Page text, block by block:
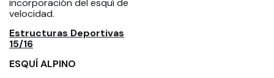
incorporación del esquí de
velocidad.
Estructuras Deportivas
15/16
ESQUÍ ALPINO